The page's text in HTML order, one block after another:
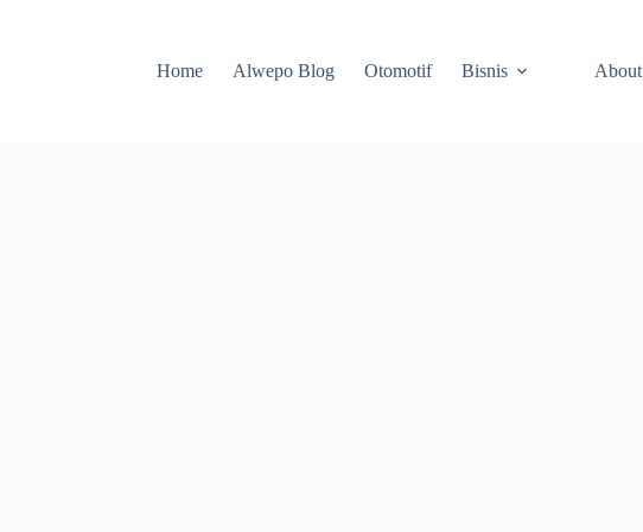
Home
Alwepo Blog Otomotif Bisnis About